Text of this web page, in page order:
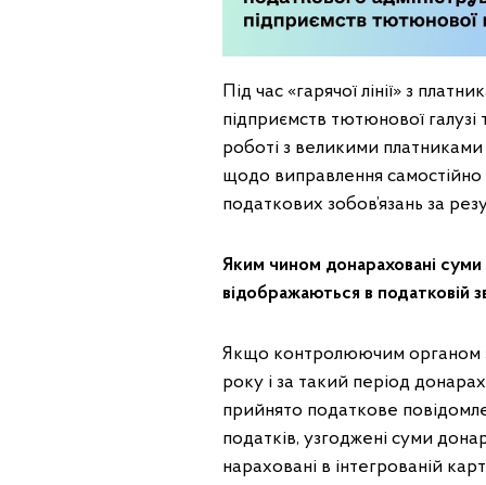
Під час «гарячої лінії» з
підприємств тютюнової галузі
роботі з великими платниками
щодо виправлення
податкових зобов’язань за
Яким чином донараховані суми
відображаються в податковій
Якщо контролюючим органом
року і за такий період
прийнято податкове
податків, узгоджені суми
нараховані в інтегрованій